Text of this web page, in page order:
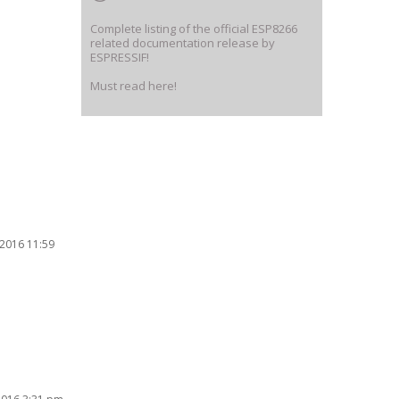
11:59
Complete listing of the official ESP8266
related documentation release by
ESPRESSIF!
Must read here!